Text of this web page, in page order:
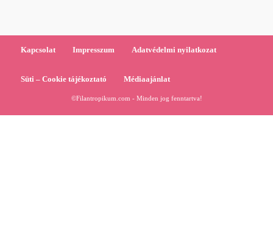
Kapcsolat Impresszum Adatvédelmi nyilatkozat
Süti – Cookie tájékoztató Médiaajánlat
©Filantropikum.com - Minden jog fenntartva!